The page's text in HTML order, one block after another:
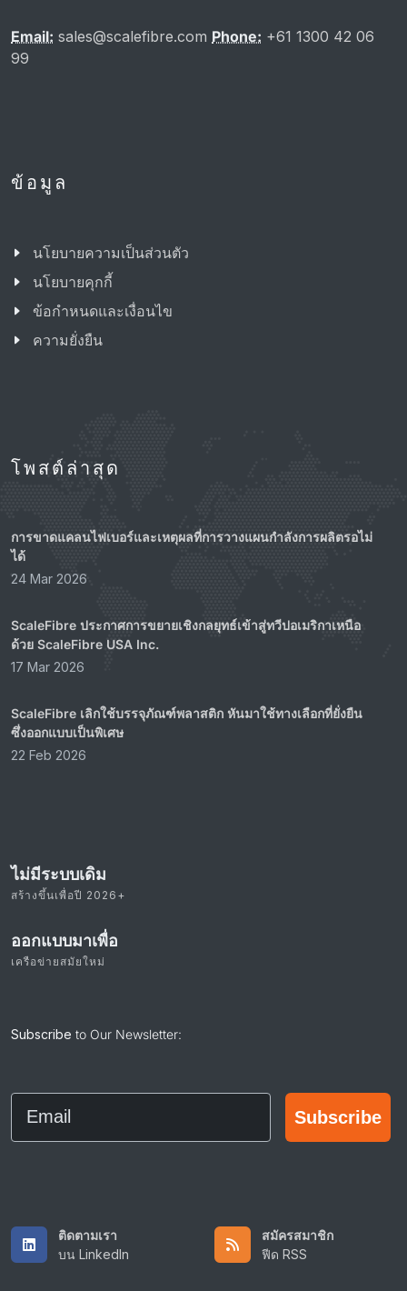
Email: sales@scalefibre.com Phone: +61 1300 42 06
99
ข้อมูล
นโยบายความเป็นส่วนตัว
นโยบายคุกกี้
ข้อกำหนดและเงื่อนไข
ความยั่งยืน
โพสต์ล่าสุด
การขาดแคลนไฟเบอร์และเหตุผลที่การวางแผนกำลังการผลิตรอไม่
ได้
24 Mar 2026
ScaleFibre ประกาศการขยายเชิงกลยุทธ์เข้าสู่ทวีปอเมริกาเหนือ
ด้วย ScaleFibre USA Inc.
17 Mar 2026
ScaleFibre เลิกใช้บรรจุภัณฑ์พลาสติก หันมาใช้ทางเลือกที่ยั่งยืน
ซึ่งออกแบบเป็นพิเศษ
22 Feb 2026
ไม่มีระบบเดิม
สร้างขึ้นเพื่อปี 2026+
ออกแบบมาเพื่อ
เครือข่ายสมัยใหม่
Subscribe to Our Newsletter:
Email
Subscribe
ติดตามเรา
บน LinkedIn
สมัครสมาชิก
ฟีด RSS